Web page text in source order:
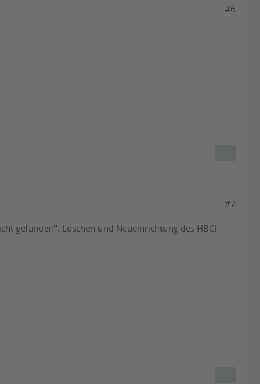
#6
#7
gefunden". Löschen und Neueinrichtung des HBCI-